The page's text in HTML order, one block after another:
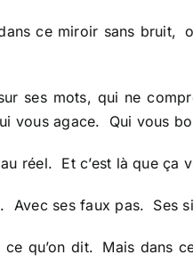
ce miroir sans bruit,
ses mots, qui ne
vous agace. Qui vous
réel. Et c’est là que ça
Avec ses faux pas. Ses
qu’on dit. Mais dans